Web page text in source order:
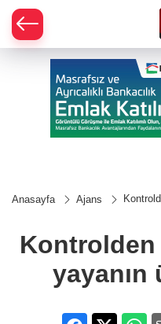
Anasayfa Ajans
yayanın
üstüne
Kontrolden
yayanın